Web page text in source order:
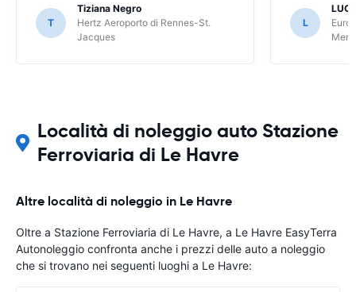
T
Tiziana Negro
Hertz Aeroporto di Rennes-St.
Jacques
L
Località di noleggio auto Stazione
Ferroviaria di Le Havre
Altre località di noleggio in Le Havre
Oltre a Stazione Ferroviaria di Le Havre, a Le Havre EasyTerra
Autonoleggio confronta anche i prezzi delle auto a noleggio
che si trovano nei seguenti luoghi a Le Havre: